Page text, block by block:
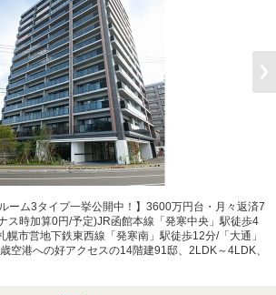
ラマが更新されました
ーム3タイプ一挙公開中！】3600万円台・月々返済7
ス時加算0円/予定)JR函館本線「発寒中央」駅徒歩4
幌市営地下鉄東西線「発寒南」駅徒歩12分/「大通」
空港への好アクセスの14階建91邸、2LDK～4LDK、